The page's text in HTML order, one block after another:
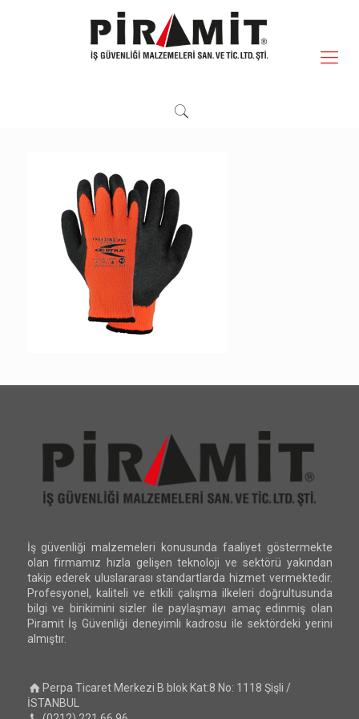
İş güvenliği malzemeleri konusunda faaliyet göstermekte
olan firmamız hızla gelişen teknoloji ve sektörü yakından
takip ederek uluslararası standartlarda hizmet vermektedir.
Profesyonel, kaliteli ve etkili çalışma ilkeleri doğrultusunda
bilgi ve birikimini sizler ile paylaşmayı amaç edinmiş olan
Piramit İş Güvenliği deneyimli kadrosu ile sektördeki yerini
almıştır.
Perpa Ticaret Merkezi B blok Kat:8 No: 1118 Şişli /
İSTANBUL